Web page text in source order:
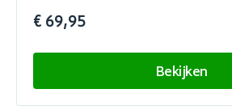
€ 69,95
Bekijken